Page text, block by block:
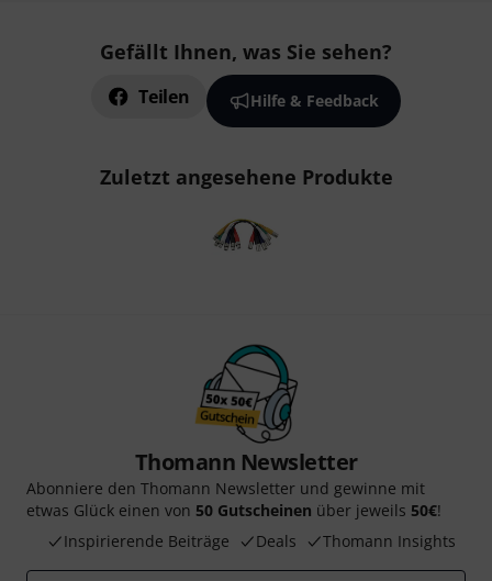
Gefällt Ihnen, was Sie sehen?
Teilen Hilfe & Feedback
Zuletzt angesehene Produkte
Thomann Newsletter
Abonniere den Thomann Newsletter und gewinne mit
etwas Glück einen von 50 Gutscheinen über jeweils 50€!
Inspirierende Beiträge
Deals Thomann Insights